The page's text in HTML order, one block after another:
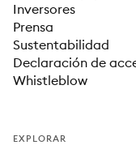
Inversores
Prensa
Sustentabilidad
Declaración de
Whistleblow
EXPLORAR